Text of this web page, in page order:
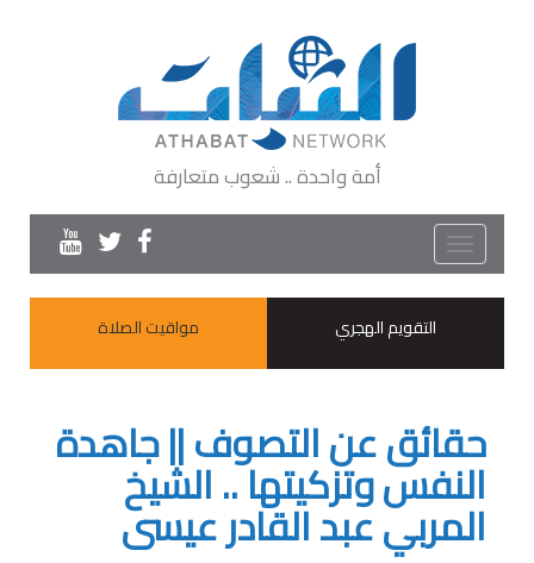
أمة واحدة .. شعوب متعارفة
Toggle
navigation
التقويم الهجري
مواقيت الصلاة
حقائق عن التصوف || جاهدة
النفس وتزكيتها .. الشيخ
المربي عبد القادر عيسى